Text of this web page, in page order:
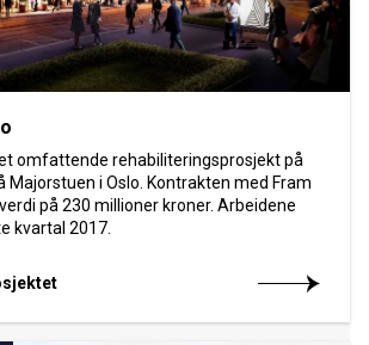
omfattende rehabiliteringsprosjekt på
Majorstuen i Oslo. Kontrakten med Fram
på 230 millioner kroner. Arbeidene
kvartal 2017.